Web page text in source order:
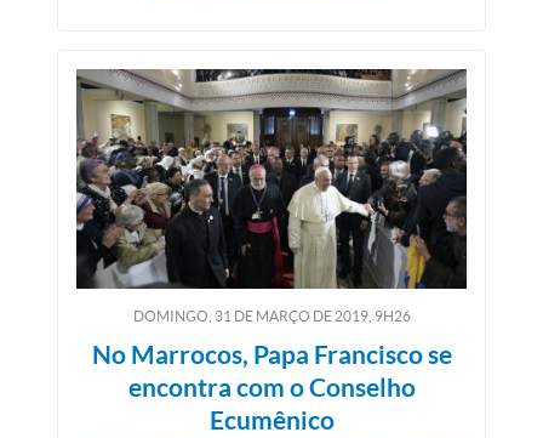
DOMINGO, 31 DEMARÇO DE2019, 9H26
No Marrocos, Papa Francisco se
encontra com o Conselho
Ecumênico